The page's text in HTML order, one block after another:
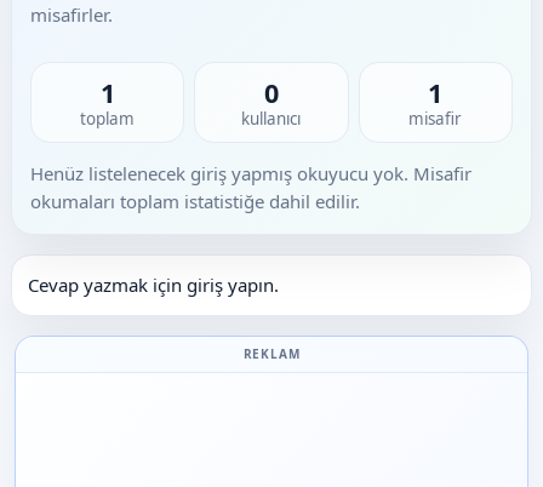
misafirler.
1
toplam
0
kullanıcı
1
misafir
Henüz listelenecek giriş yapmış okuyucu yok. Misafir
okumaları toplam istatistiğe dahil edilir.
Cevap yazmak için giriş yapın.
REKLAM